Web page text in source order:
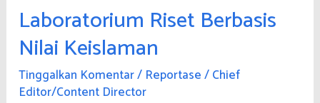
Laboratorium Riset Berbasis
Nilai Keislaman
Tinggalkan Komentar/ Reportase/Chief
Editor/Content Director